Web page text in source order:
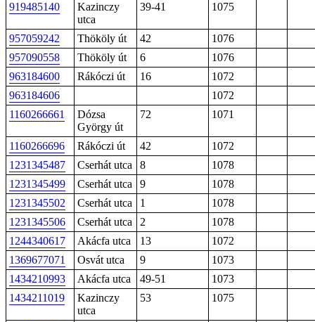
919485140
Kazinczy
utca
39-41 1075
957059242 Thököly út 42
1076
957090558
Thököly út 6
1076
963184600
Rákóczi út 16
1072
963184606
1072
1160266661
Dózsa
György út
72 1071
1160266696 Rákóczi út 42
1072
1231345487
Cserhát utca 8
1078
1231345499
Cserhát utca 9
1078
1231345502
Cserhát utca 1
1078
1231345506
Cserhát utca 2
1078
1244340617
Akácfa utca 13
1072
1369677071
Osvát utca 9
1073
1434210993
Akácfa utca 49-51
1073
1434211019
Kazinczy
utca
53 1075